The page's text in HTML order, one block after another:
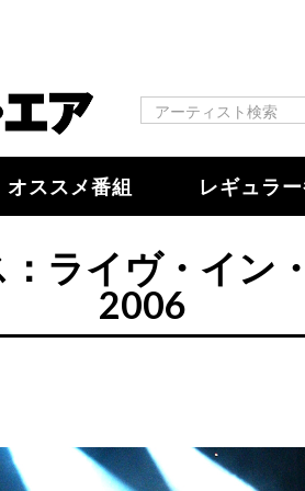
オススメ番組 レギュラ
ライヴ・イン
2006